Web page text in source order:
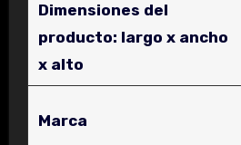
Dimensiones del
producto: largo x ancho
x alto
Marca